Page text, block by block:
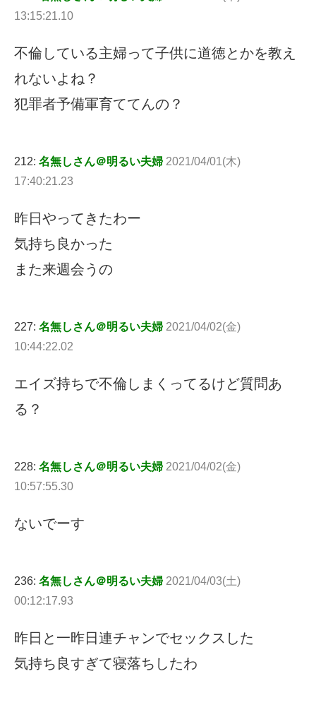
13:15:21.10
不倫している主婦って子供に道徳とかを教え
れないよね？
犯罪者予備軍育ててんの？
212: 名無しさん＠明るい夫婦 2021/04/01(木)
17:40:21.23
昨日やってきたわー
気持ち良かった
また来週会うの
227: 名無しさん＠明るい夫婦 2021/04/02(金)
10:44:22.02
エイズ持ちで不倫しまくってるけど質問あ
る？
228: 名無しさん＠明るい夫婦 2021/04/02(金)
10:57:55.30
ないでーす
236: 名無しさん＠明るい夫婦 2021/04/03(土)
00:12:17.93
昨日と一昨日連チャンでセックスした
気持ち良すぎて寝落ちしたわ